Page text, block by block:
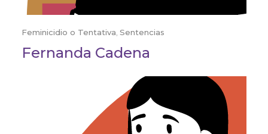
Feminicidio o Tentativa ,Sentencias
Fernanda Cadena